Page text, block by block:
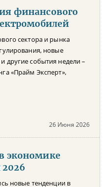
финансового
сектора и рынка
новые
другие события недели –
«Прайм Эксперт»,
26 Июня 2026
экономике
2026
новые тенденции в